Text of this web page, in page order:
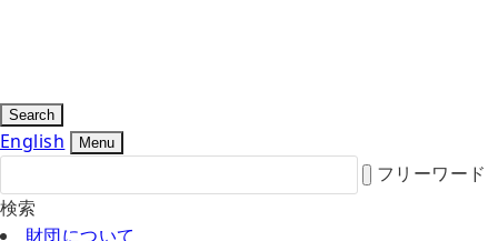
Search
English Menu
フリーワード
検索
財団について